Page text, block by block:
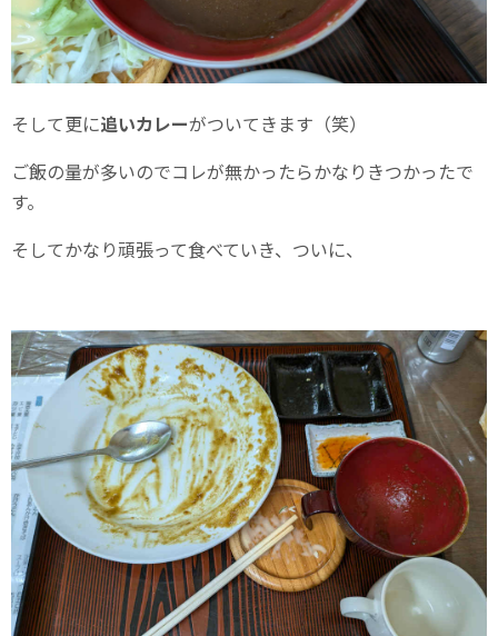
そして更に追いカレーがついてきます（笑）
ご飯の量が多いのでコレが無かったらかなりきつかったで
す。
そしてかなり頑張って食べていき、ついに、